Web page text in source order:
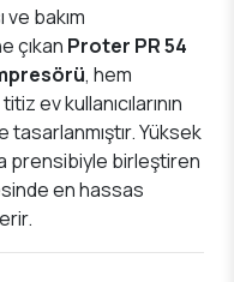
bakım
çıkan Proter PR 54
, hem
ev kullanıcılarının
tasarlanmıştır. Yüksek
prensibiyle birleştiren
en hassas